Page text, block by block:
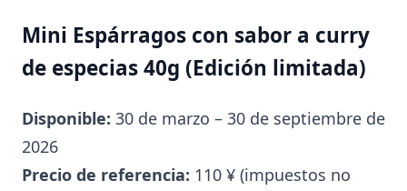
Mini Espárragos con sabor a curry
de especias 40g (Edición limitada)
Disponible: 30 de marzo – 30 de septiembre de
2026
Precio de referencia: 110 ¥ (impuestos no